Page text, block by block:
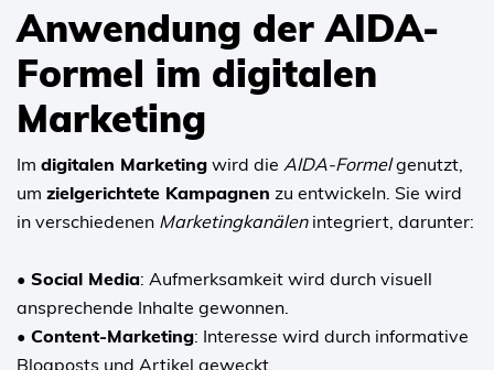
Anwendung der AIDA-
Formel im digitalen
Marketing
Im digitalen Marketing wird die AIDA-Formelgenutzt,
um zielgerichtete Kampagnen zu entwickeln. Sie wird
in verschiedenen Marketingkanälenintegriert, darunter:
• Social Media: Aufmerksamkeit wird durch visuell
ansprechende Inhalte gewonnen.
• Content-Marketing: Interesse wird durch informative
Blogposts und Artikel geweckt.